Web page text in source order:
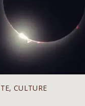
CULTURE